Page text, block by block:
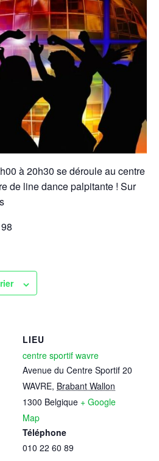
à 20h30 se déroule au centre
de line dance palpitante ! Sur
LIEU
centre sportif wavre
Avenue du Centre Sportif 20
WAVRE, Brabant Wallon
1300 Belgique + Google
Map
Téléphone
010 22 60 89